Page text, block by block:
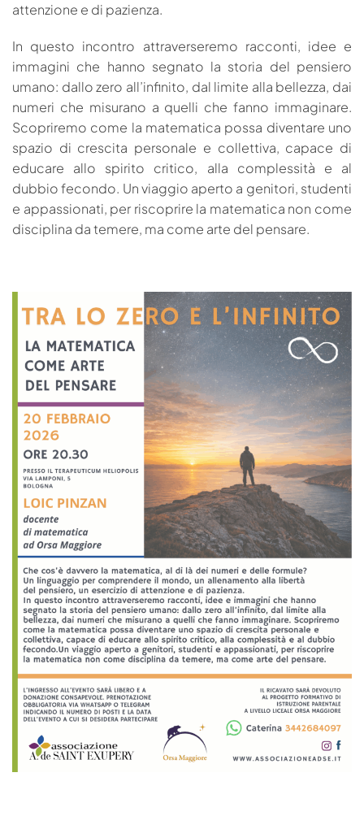
attenzione e di pazienza.
In questo incontro attraverseremo racconti, idee e
immagini che hanno segnato la storia del pensiero
umano: dallo zero all’infinito, dal limite alla bellezza, dai
numeri che misurano a quelli che fanno immaginare.
Scopriremo come la matematica possa diventare uno
spazio di crescita personale e collettiva, capace di
educare allo spirito critico, alla complessità e al
dubbio fecondo. Un viaggio aperto a genitori, studenti
e appassionati, per riscoprire la matematica non come
disciplina da temere, ma come arte del pensare.